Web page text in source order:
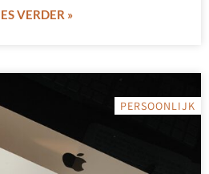
VERDER »
PERSOONLIJK